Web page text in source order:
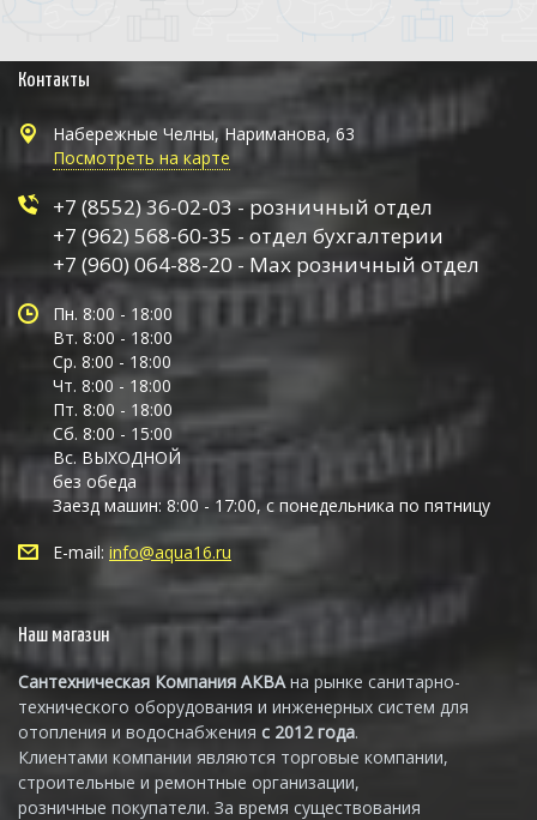
Контакты
Набережные Челны, Нариманова, 63
Посмотреть на карте
+7 (8552) 36-02-03 - розничный отдел
+7 (962) 568-60-35 - отдел бухгалтерии
+7 (960) 064-88-20 - Max розничный отдел
Пн. 8:00 - 18:00
Вт. 8:00 - 18:00
Ср. 8:00 - 18:00
Чт. 8:00 - 18:00
Пт. 8:00 - 18:00
Сб. 8:00 - 15:00
Вс. ВЫХОДНОЙ
без обеда
Заезд машин: 8:00 - 17:00, с понедельника по пятницу
E-mail: info@aqua16.ru
Наш магазин
Сантехническая Компания АКВАна рынке санитарно-
технического оборудования и инженерных систем для
отопления и водоснабжения с 2012 года.
Клиентами компании являются торговые компании,
строительные и ремонтные организации,
розничные покупатели. За время существования